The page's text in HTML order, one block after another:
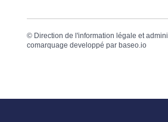
© Direction de l'information légale et
comarquage developpé par baseo.io